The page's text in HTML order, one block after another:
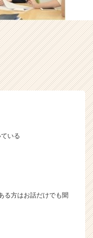
いる
る方はお話だけでも聞